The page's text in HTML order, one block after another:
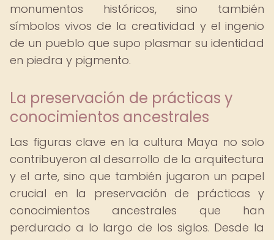
monumentos históricos, sino también
símbolos vivos de la creatividad y el ingenio
de un pueblo que supo plasmar su identidad
en piedra y pigmento.
La preservación de prácticas y
conocimientos ancestrales
Las figuras clave en la cultura Maya no solo
contribuyeron al desarrollo de la arquitectura
y el arte, sino que también jugaron un papel
crucial en la preservación de prácticas y
conocimientos ancestrales que han
perdurado a lo largo de los siglos. Desde la